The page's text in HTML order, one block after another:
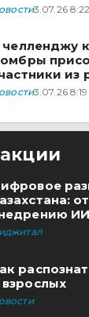
3.07.26 8:22
челленджу
из
3.07.26 8:19
ИИ
взрослых